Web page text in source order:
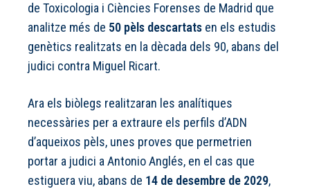
de Toxicologia i Ciències Forenses de Madrid que
analitze més de 50 pèls descartats en els estudis
genètics realitzats en la dècada dels 90, abans del
judici contra Miguel Ricart.
Ara els biòlegs realitzaran les analítiques
necessàries per a extraure els perfils d’ADN
d’aqueixos pèls, unes proves que permetrien
portar a judici a Antonio Anglés, en el cas que
estiguera viu, abans de 14 de desembre de 2029,